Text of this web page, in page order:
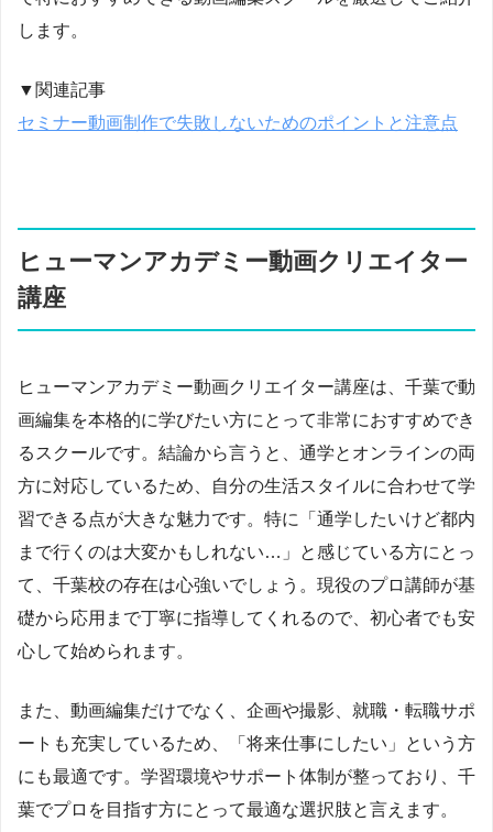
します。
▼関連記事
セミナー動画制作で失敗しないためのポイントと注意点
ヒューマンアカデミー動画クリエイター
講座
ヒューマンアカデミー動画クリエイター講座は、千葉で動
画編集を本格的に学びたい方にとって非常におすすめでき
るスクールです。結論から言うと、通学とオンラインの両
方に対応しているため、自分の生活スタイルに合わせて学
習できる点が大きな魅力です。特に「通学したいけど都内
まで行くのは大変かもしれない…」と感じている方にとっ
て、千葉校の存在は心強いでしょう。現役のプロ講師が基
礎から応用まで丁寧に指導してくれるので、初心者でも安
心して始められます。
また、動画編集だけでなく、企画や撮影、就職・転職サポ
ートも充実しているため、「将来仕事にしたい」という方
にも最適です。学習環境やサポート体制が整っており、千
葉でプロを目指す方にとって最適な選択肢と言えます。